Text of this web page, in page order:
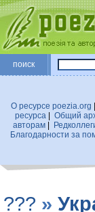
поиск
О ресурсе poezia.org
ресурса
Общий
авторам|
Благодарности за
??? »